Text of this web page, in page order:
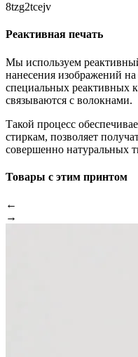
8tzg2tcejv
Реактивная печать
Мы используем
нанесения изображений
специальных реактивных
связываются с волокнами.
Такой процесс
стиркам, позволяет
совершенно натуральных
Товары с этим принтом
←
→